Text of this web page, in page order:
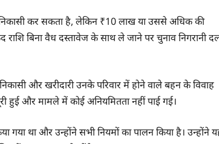
कर सकता है, लेकिन ₹10 लाख या उससे अधिक की
बिना वैध दस्तावेज के साथ ले जाने पर चुनाव निगरानी
और खरीदारी उनके परिवार में होने वाले बहन के विवाह
हुई और मामले में कोई अनियमितता नहीं पाई गई।
था और उन्होंने सभी नियमों का पालन किया है। उन्होंने